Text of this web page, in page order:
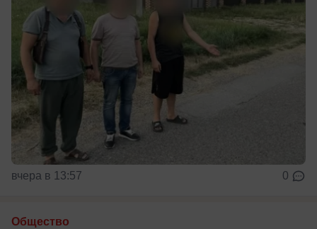
вчера в 13:57 0
Общество